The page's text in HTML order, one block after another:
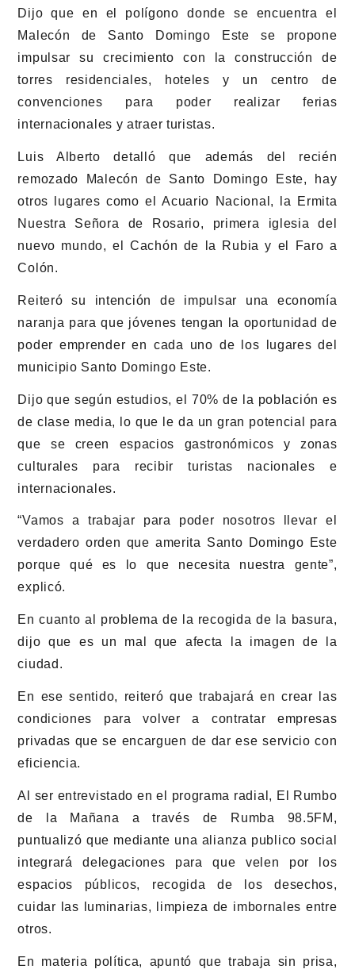
Dijo que en el polígono donde se encuentra el
Malecón de Santo Domingo Este se propone
impulsar su crecimiento con la construcción de
torres residenciales, hoteles y un centro de
convenciones para poder realizar ferias
internacionales y atraer turistas.
Luis Alberto detalló que además del recién
remozado Malecón de Santo Domingo Este, hay
otros lugares como el Acuario Nacional, la Ermita
Nuestra Señora de Rosario, primera iglesia del
nuevo mundo, el Cachón de la Rubia y el Faro a
Colón.
Reiteró su intención de impulsar una economía
naranja para que jóvenes tengan la oportunidad de
poder emprender en cada uno de los lugares del
municipio Santo Domingo Este.
Dijo que según estudios, el 70% de la población es
de clase media, lo que le da un gran potencial para
que se creen espacios gastronómicos y zonas
culturales para recibir turistas nacionales e
internacionales.
“Vamos a trabajar para poder nosotros llevar el
verdadero orden que amerita Santo Domingo Este
porque qué es lo que necesita nuestra gente”,
explicó.
En cuanto al problema de la recogida de la basura,
dijo que es un mal que afecta la imagen de la
ciudad.
En ese sentido, reiteró que trabajará en crear las
condiciones para volver a contratar empresas
privadas que se encarguen de dar ese servicio con
eficiencia.
Al ser entrevistado en el programa radial, El Rumbo
de la Mañana a través de Rumba 98.5FM,
puntualizó que mediante una alianza publico social
integrará delegaciones para que velen por los
espacios públicos, recogida de los desechos,
cuidar las luminarias, limpieza de imbornales entre
otros.
En materia política, apuntó que trabaja sin prisa,